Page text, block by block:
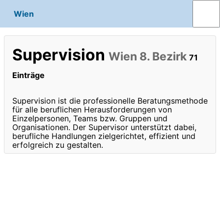
Wien
Supervision Wien 8. Bezirk 71
Einträge
Supervision ist die professionelle Beratungsmethode
für alle beruflichen Herausforderungen von
Einzelpersonen, Teams bzw. Gruppen und
Organisationen. Der Supervisor unterstützt dabei,
berufliche Handlungen zielgerichtet, effizient und
erfolgreich zu gestalten.